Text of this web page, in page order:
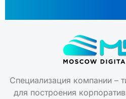
Специализация компании –
для построения